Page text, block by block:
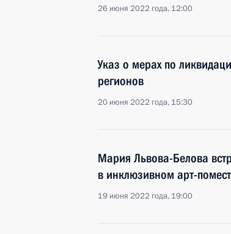
26 июня 2022 года, 12:00
Указ о мерах по
регионов
20 июня 2022 года, 15:30
Мария Львова-Белова
в инклюзивном арт-
19 июня 2022 года, 19:00